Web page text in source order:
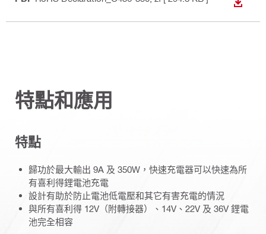
下載
特點和應用
特點
歸功於最大輸出 9A 及 350W，快速充電器可以快速為所
有喜利得鋰電池充電
設計有助於防止電池低電壓和其它有害充電的情況
與所有喜利得 12V（附轉接器）、14V、22V 及 36V 鋰電
池完全相容